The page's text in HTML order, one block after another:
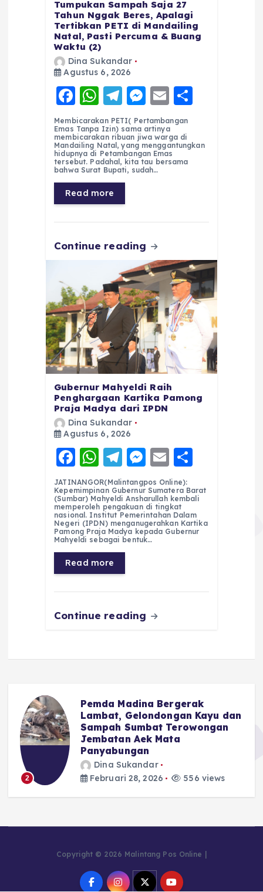
Tumpukan Sampah Saja 27
Tahun Nggak Beres, Apalagi
Tertibkan PETI di Mandailing
Natal, Pasti Percuma & Buang
Waktu (2)
Dina Sukandar
Agustus 6, 2026
F
a
c
e
b
o
o
k
W
h
a
ts
A
p
p
T
el
e
g
r
a
m
M
e
ss
e
n
E
m
ai
l
re
Membicarakan PETI( Pertambangan
Emas Tanpa Izin) sama artinya
membicarakan ribuan jiwa warga di
Mandailing Natal, yang menggantungkan
hidupnya di Petambangan Emas
tersebut. Padahal, kita tau bersama
bahwa Surat Bupati, sudah…
Read more
Continue reading
Gubernur Mahyeldi Raih
Penghargaan Kartika Pamong
Praja Madya dari IPDN
Dina Sukandar
Agustus 6, 2026
F
a
c
e
b
o
o
k
W
h
a
ts
A
p
p
T
el
e
g
r
a
m
M
e
ss
e
n
E
m
ai
l
a
re
JATINANGOR(Malintangpos Online):
Kepemimpinan Gubernur Sumatera Barat
(Sumbar) Mahyeldi Ansharullah kembali
memperoleh pengakuan di tingkat
nasional. Institut Pemerintahan Dalam
Negeri (IPDN) menganugerahkan Kartika
Pamong Praja Madya kepada Gubernur
Mahyeldi sebagai bentuk…
Read more
Continue reading
2
Pemda Madina Bergerak
Lambat, Gelondongan Kayu dan
Sampah Sumbat Terowongan
Jembatan Aek Mata
Panyabungan
Dina Sukandar
Februari 28, 2026
556 views
Copyright © 2026 Malintang Pos Online |